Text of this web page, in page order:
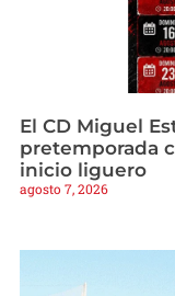
El CD Miguel
pretemporada
inicio liguero
agosto 7, 2026